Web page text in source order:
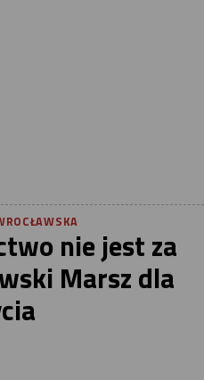
nie jest za
Marsz dla